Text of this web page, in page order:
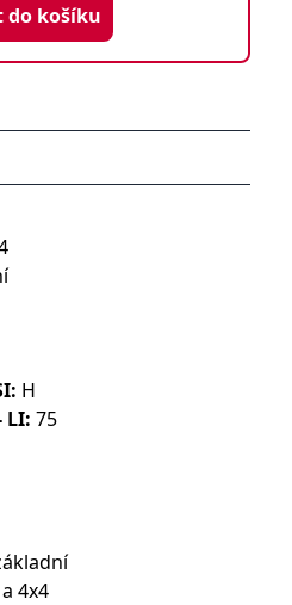
Vložit do košíku
H
LI: 75
4x4